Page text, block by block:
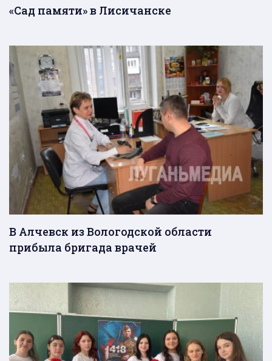
«Сад памяти» в Лисичанске
В Алчевск из Вологодской области
прибыла бригада врачей